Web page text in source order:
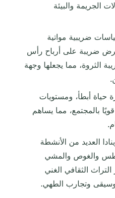
الجريمة والبيئة
ضريبية مواتية
ضريبة على أرباح رأس
الثروة، مما يجعلها وجهة
حياة أبطأ، ومستويات
بالمجتمع، مما يساهم
العديد من الأنشطة
والغوص والمشي
الثقافي الغني
وتجارب الطهي.